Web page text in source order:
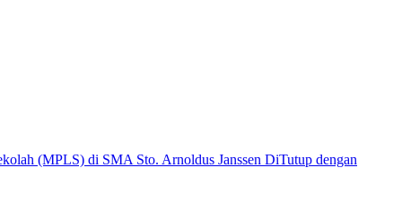
(MPLS) di SMA Sto. Arnoldus Janssen DiTutup dengan